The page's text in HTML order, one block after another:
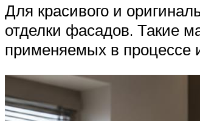
Для красивого и
отделки фасадов. Такие
применяемых в процессе